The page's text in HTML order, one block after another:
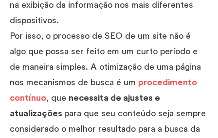
na exibição da informação nos mais diferentes
dispositivos.
Por isso, o processo de SEO de um site não é
algo que possa ser feito em um curto período e
de maneira simples. A otimização de uma página
nos mecanismos de busca é um procedimento
contínuo, que necessita de ajustes e
atualizações para que seu conteúdo seja sempre
considerado o melhor resultado para a busca da